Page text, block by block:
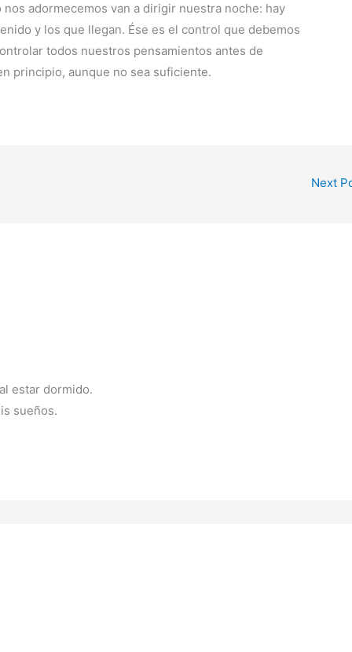
adormecemos van a dirigir nuestra noche: hay
y los que llegan. Ése es el control que debemos
todos nuestros pensamientos antes de
principio, aunque no sea suficiente.
Next
estar dormido.
sueños.